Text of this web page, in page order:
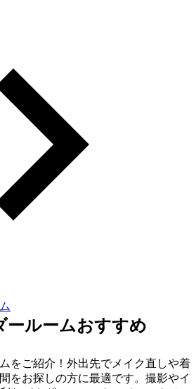
ールームおすすめ
をご紹介！外出先でメイク直しや着
をお探しの方に最適です。撮影やイ